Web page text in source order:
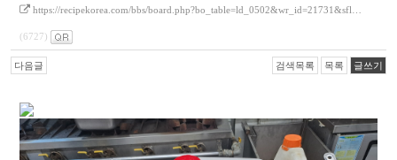
https://recipekorea.com/bbs/board.php?bo_table=ld_0502&wr_id=21731&sfl…
(6727)
다음글 검색목록 목록 글쓰기